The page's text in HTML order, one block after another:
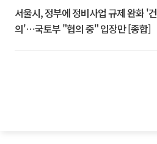
서울시, 정부에 정비사업 규제 완화 '건
의'⋯국토부 "협의 중" 입장만 [종합]